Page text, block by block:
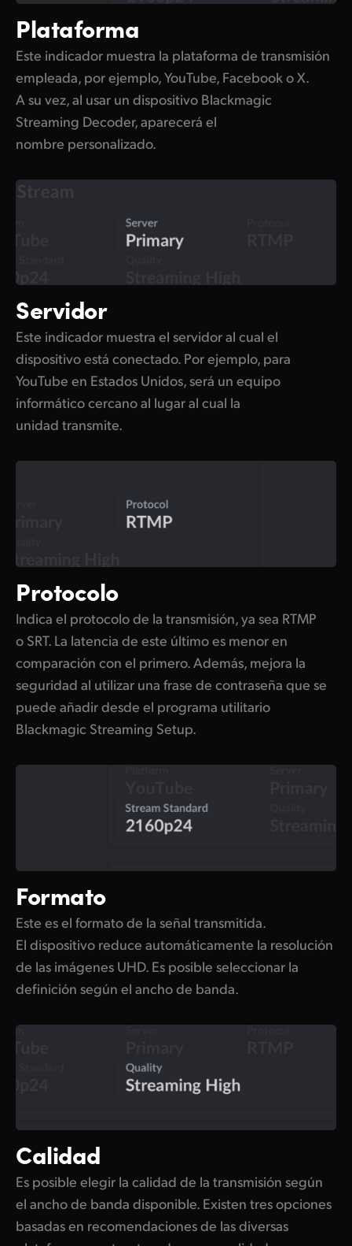
Plataforma
Este indicador muestra la plataforma de transmisión
empleada, por ejemplo, YouTube, Facebook o X.
A su vez, al usar un dispositivo Blackmagic
Streaming Decoder, aparecerá el
nombre personalizado.
Servidor
Este indicador muestra el servidor al cual el
dispositivo está conectado. Por ejemplo, para
YouTube en Estados Unidos, será un equipo
informático cercano al lugar al cual la
unidad transmite.
Protocolo
Indica el protocolo de la transmisión, ya sea RTMP
o SRT. La latencia de este último es menor en
comparación con el primero. Además, mejora la
seguridad al utilizar una frase de contraseña que se
puede añadir desde el programa utilitario
Blackmagic Streaming Setup.
Formato
Este es el formato de la señal transmitida.
El dispositivo reduce automáticamente la resolución
de las imágenes UHD. Es posible seleccionar la
definición según el ancho de banda.
Calidad
Es posible elegir la calidad de la transmisión según
el ancho de banda disponible. Existen tres opciones
basadas en recomendaciones de las diversas